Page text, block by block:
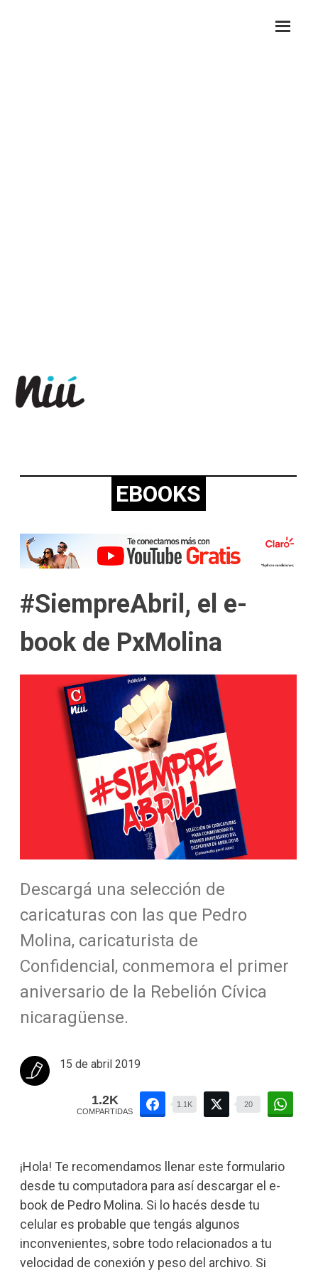
EBOOKS
#SiempreAbril, el e-
book de PxMolina
Descargá una selección de
caricaturas con las que Pedro
Molina, caricaturista de
Confidencial, conmemora el primer
aniversario de la Rebelión Cívica
nicaragüense.
15 de abril 2019
1.2K
COMPARTIDAS
1.1K 20
¡Hola! Te recomendamos llenar este formulario
desde tu computadora para así descargar el e-
book de Pedro Molina. Si lo hacés desde tu
celular es probable que tengás algunos
inconvenientes, sobre todo relacionados a tu
velocidad de conexión y peso del archivo. Si